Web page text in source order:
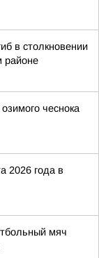
в столкновении
районе
чеснока
2026 года в
мяч